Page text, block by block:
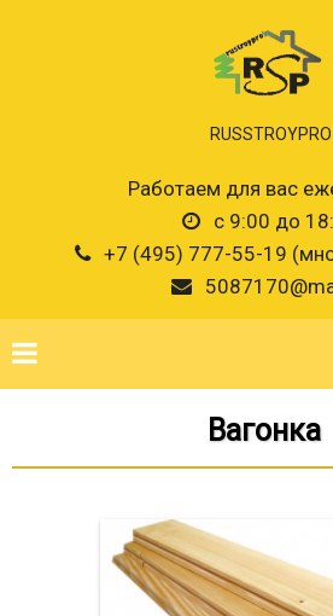
RUSSTROYPRO
Работаем для вас
с 9:00 до
+7 (495) 777-55-19
Вагонка